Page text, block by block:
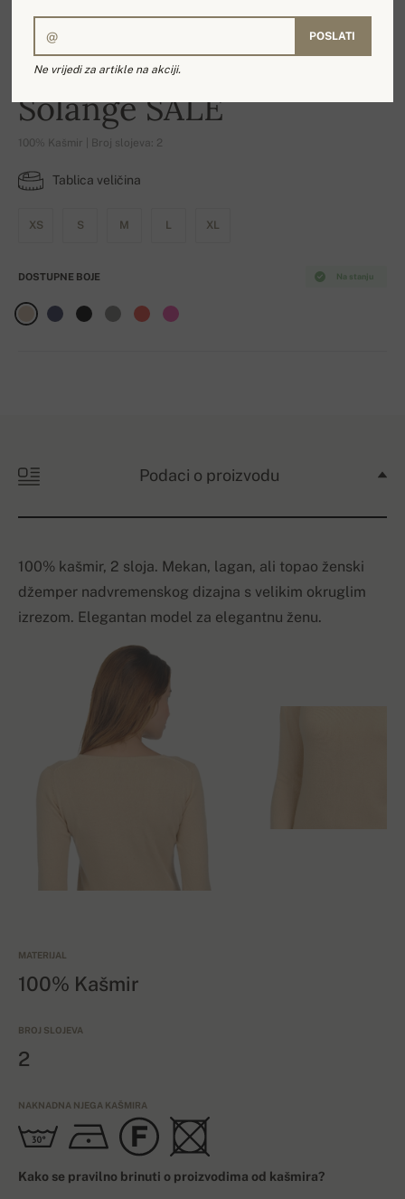
-15%
Solange SALE
100% Kašmir | Broj slojeva: 2
Tablica veličina
XS S M L XL
Na stanju
DOSTUPNE BOJE
Podaci o proizvodu
100% kašmir, 2 sloja. Mekan, lagan, ali topao ženski
džemper nadvremenskog dizajna s velikim okruglim
izrezom. Elegantan model za elegantnu ženu.
MATERIJAL
100% Kašmir
BROJ SLOJEVA
2
NAKNADNA NJEGA KAŠMIRA
Kako se pravilno brinuti o proizvodima od kašmira?
POSLATI
Ne vrijedi za artikle na akciji.